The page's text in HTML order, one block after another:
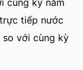
cùng kỳ năm
tiếp nước
so với cùng kỳ